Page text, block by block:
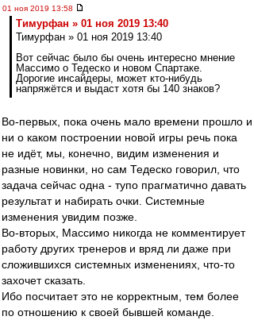
01 ноя 2019 13:58
Тимурфан » 01 ноя 2019 13:40
Тимурфан » 01 ноя 2019 13:40
Вот сейчас было бы очень интересно мнение
Массимо о Тедеско и новом Спартаке.
Дорогие инсайдеры, может кто-нибудь
напряжётся и выдаст хотя бы 140 знаков?
Во-первых, пока очень мало времени прошло и
ни о каком построении новой игры речь пока
не идёт, мы, конечно, видим изменения и
разные новинки, но сам Тедеско говорил, что
задача сейчас одна - тупо прагматично давать
результат и набирать очки. Системные
изменения увидим позже.
Во-вторых, Массимо никогда не комментирует
работу других тренеров и вряд ли даже при
сложившихся системных изменениях, что-то
захочет сказать.
Ибо посчитает это не корректным, тем более
по отношению к своей бывшей команде.